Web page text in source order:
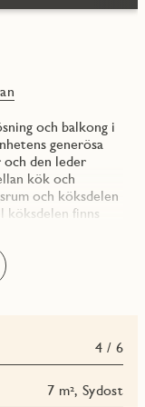
och balkong i
generösa
den leder
kök och
och köksdelen
köksdelen finns
har ett
övriga rummet
induktionshäll
med ljusgrå
tänkt att inge en
4 / 6
7 m², Sydost